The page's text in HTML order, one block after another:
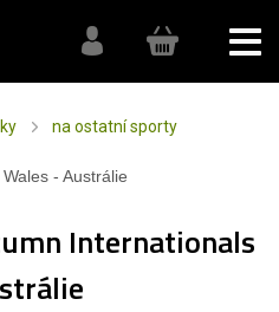
na ostatní sporty
- Austrálie
Internationals